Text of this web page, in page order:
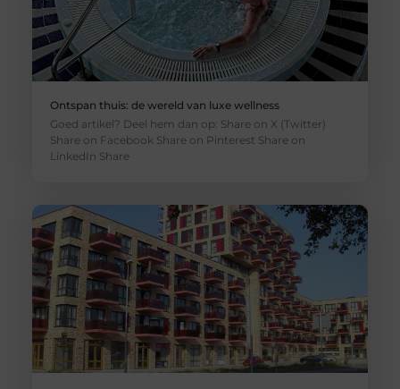
Ontspan thuis: de wereld van luxe wellness
Goed artikel? Deel hem dan op: Share on X (Twitter)
Share on Facebook Share on Pinterest Share on
LinkedIn Share